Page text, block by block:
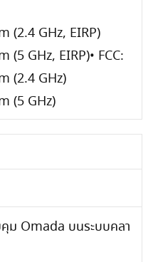
(2.4 GHz, EIRP)
(5 GHz, EIRP)• FCC:
(2.4 GHz)
(5 GHz)
ม Omada บนระบบคลา